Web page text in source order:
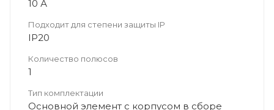
10 А
Подходит для степени защиты IP
IP20
Количество полюсов
1
Тип комплектации
Основной элемент с корпусом в сборе